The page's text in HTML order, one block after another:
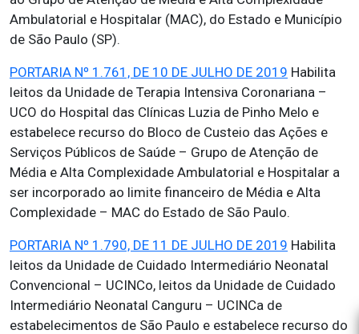
Ambulatorial e Hospitalar (MAC), do Estado e Município
de São Paulo (SP).
PORTARIA Nº 1.761, DE 10 DE JULHO DE 2019 Habilita
leitos da Unidade de Terapia Intensiva Coronariana –
UCO do Hospital das Clínicas Luzia de Pinho Melo e
estabelece recurso do Bloco de Custeio das Ações e
Serviços Públicos de Saúde – Grupo de Atenção de
Média e Alta Complexidade Ambulatorial e Hospitalar a
ser incorporado ao limite financeiro de Média e Alta
Complexidade – MAC do Estado de São Paulo.
PORTARIA Nº 1.790, DE 11 DE JULHO DE 2019 Habilita
leitos da Unidade de Cuidado Intermediário Neonatal
Convencional – UCINCo, leitos da Unidade de Cuidado
Intermediário Neonatal Canguru – UCINCa de
estabelecimentos de São Paulo e estabelece recurso do